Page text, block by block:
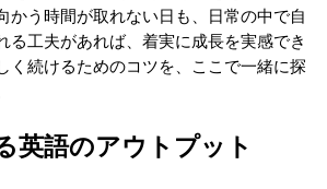
かう時間が取れない日も、日常の中で自
る工夫があれば、着実に成長を実感でき
く続けるためのコツを、ここで一緒に探
英語のアウトプット